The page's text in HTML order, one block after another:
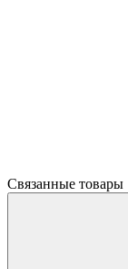
Связанные товары